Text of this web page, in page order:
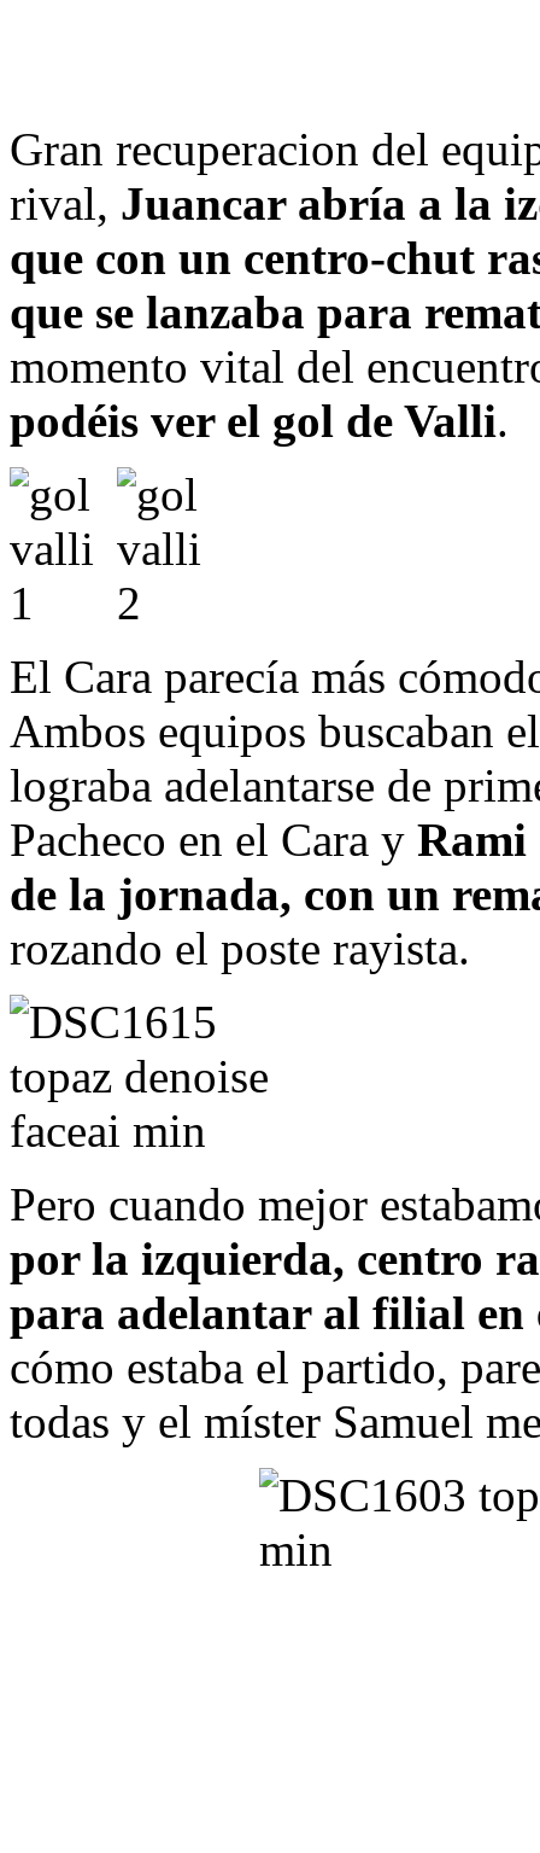
Gran recuperacion del
rival, Juancar abría a la
que con un centro-chut
que se lanzaba para
momento vital del
podéis ver el gol de Valli.
El Cara parecía más
Ambos equipos buscaban
lograba adelantarse de
Pacheco en el Cara y Rami
de la jornada, con un
rozando el poste rayista.
Pero cuando mejor
por la izquierda, centro
para adelantar al filial en
cómo estaba el partido,
todas y el míster Samuel